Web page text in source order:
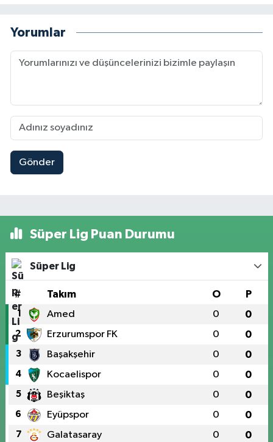
Yorumlar
Gönder
Süper Lig Puan Durumu
Süper Lig
# Takım O P
1 Amed 0 0
2 Erzurumspor FK 0 0
3 Başakşehir 0 0
4 Kocaelispor 0 0
5 Beşiktaş 0 0
6 Eyüpspor 0 0
7 Galatasaray 0 0